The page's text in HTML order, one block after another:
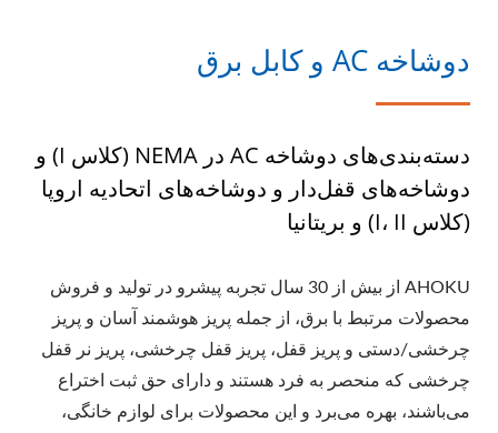
دوشاخه AC و کابل برق
دسته‌بندی‌های دوشاخه AC در NEMA (کلاس I) و
دوشاخه‌های قفل‌دار و دوشاخه‌های اتحادیه اروپا
(کلاس I، II) و بریتانیا
AHOKU از بیش از 30 سال تجربه پیشرو در تولید و فروش
محصولات مرتبط با برق، از جمله پریز هوشمند آسان و پریز
چرخشی/دستی و پریز قفل، پریز قفل چرخشی، پریز نر قفل
چرخشی که منحصر به فرد هستند و دارای حق ثبت اختراع
می‌باشند، بهره می‌برد و این محصولات برای لوازم خانگی،